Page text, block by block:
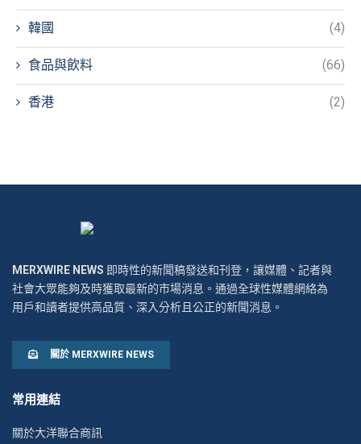
韓國 (4)
食品與飲料 (66)
香港 (2)
MERXWIRE NEWS 即時性的新聞稿發送和刊登，讓媒體、記者與
社會大眾能夠及時獲取最新的市場消息。通過全球性媒體網絡為
用戶和讀者提供高品質、深入分析且公正的新聞消息。
關於 MERXWIRE NEWS
常用連結
關於大洋聯合商訊